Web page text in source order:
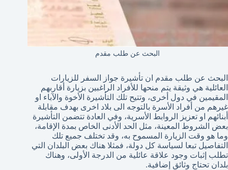
البحث عن طلب مقدم
البحث عن طلب مقدم ان تأشيرة جواز السفر للزيارات
العائلية هي وثيقة يتم منحها للأفراد الراغبين بزيارة أقاربهم
المقيمين في دول أخرى، وتتيح تلك التأشيرة الأخوة والآباء او
غيرهم من أفراد الأسرة بالتوجه الى بلاد اخرى بهدف مقابلة
أبنائهم او تعزيز الروابط الأسرية، وفي العادة تتضمن التأشيرة
بعض الشروط المعينة، مثل الحد الأدنى الخاص بمدة الإقامة،
وما هو وقت الزيارة المسموح به، وقد تختلف جميع تلك
التفاصيل تبعا لسياسة كل دولة، فمثلا هناك بعض البلدان التي
تطلب إثبات وجود علاقة عائلية من الدرجة الأولى، وهناك
بلدان تحتاج وثائق إضافية.